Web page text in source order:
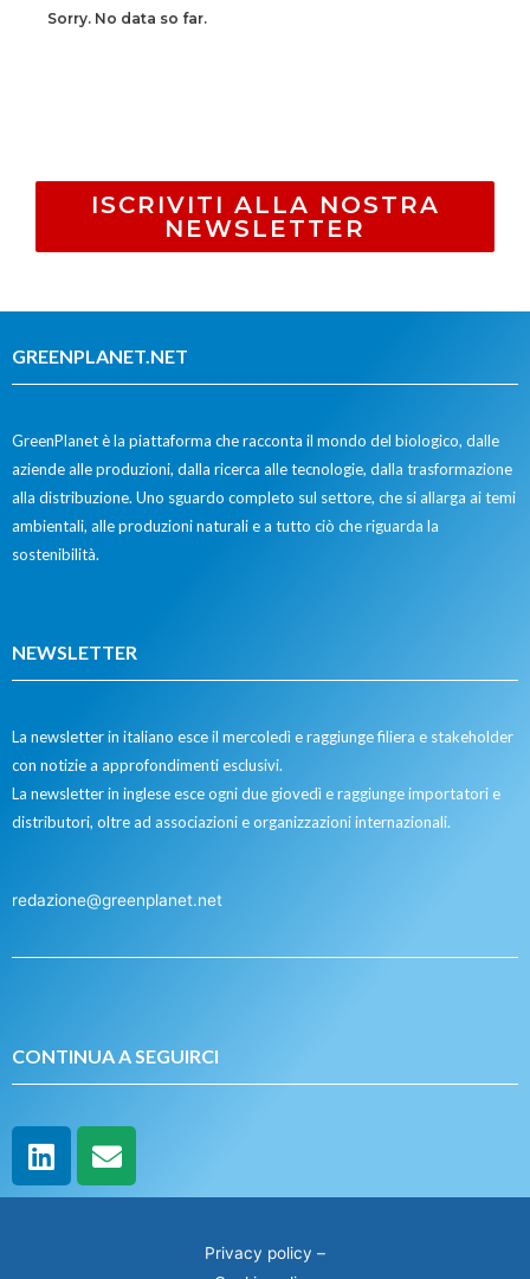
Sorry. No data so far.
ISCRIVITI ALLA NOSTRA
NEWSLETTER
GREENPLANET.NET
GreenPlanet è la piattaforma che racconta il mondo del biologico, dalle
aziende alle produzioni, dalla ricerca alle tecnologie, dalla trasformazione
alla distribuzione. Uno sguardo completo sul settore, che si allarga ai temi
ambientali, alle produzioni naturali e a tutto ciò che riguarda la
sostenibilità.
NEWSLETTER
La newsletter in italiano esce il mercoledì e raggiunge filiera e stakeholder
con notizie a approfondimenti esclusivi.
La newsletter in inglese esce ogni due giovedì e raggiunge importatori e
distributori, oltre ad associazioni e organizzazioni internazionali.
redazione@greenplanet.net
CONTINUA A SEGUIRCI
Privacy policy –